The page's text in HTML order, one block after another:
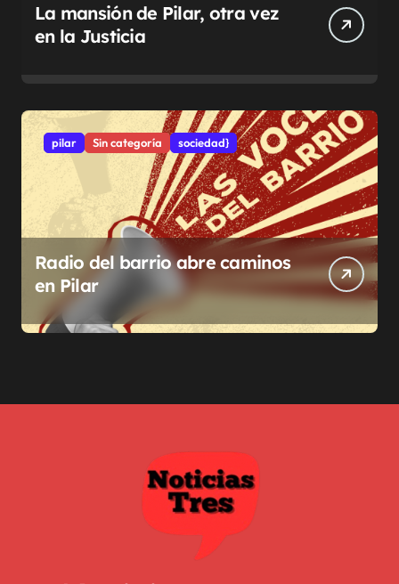
La mansión de Pilar, otra vez
en la Justicia
pilar Sin categoría sociedad}
Radio del barrio abre caminos
en Pilar